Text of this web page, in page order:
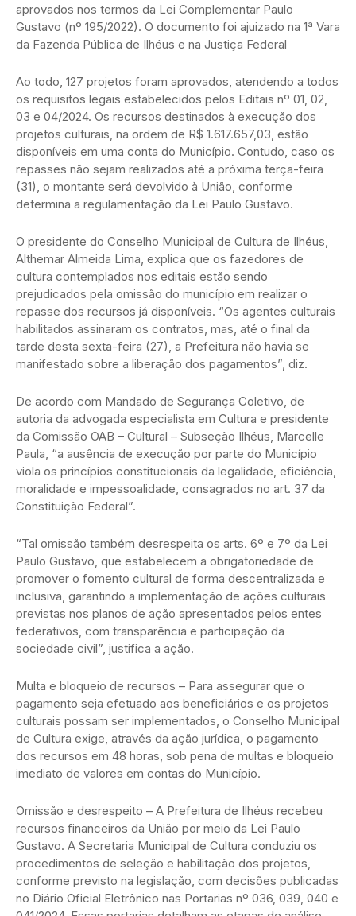
aprovados nos termos da Lei Complementar Paulo
Gustavo (nº 195/2022). O documento foi ajuizado na 1ª Vara
da Fazenda Pública de Ilhéus e na Justiça Federal
Ao todo, 127 projetos foram aprovados, atendendo a todos
os requisitos legais estabelecidos pelos Editais nº 01, 02,
03 e 04/2024. Os recursos destinados à execução dos
projetos culturais, na ordem de R$ 1.617.657,03, estão
disponíveis em uma conta do Município. Contudo, caso os
repasses não sejam realizados até a próxima terça-feira
(31), o montante será devolvido à União, conforme
determina a regulamentação da Lei Paulo Gustavo.
O presidente do Conselho Municipal de Cultura de Ilhéus,
Althemar Almeida Lima, explica que os fazedores de
cultura contemplados nos editais estão sendo
prejudicados pela omissão do município em realizar o
repasse dos recursos já disponíveis. “Os agentes culturais
habilitados assinaram os contratos, mas, até o final da
tarde desta sexta-feira (27), a Prefeitura não havia se
manifestado sobre a liberação dos pagamentos”, diz.
De acordo com Mandado de Segurança Coletivo, de
autoria da advogada especialista em Cultura e presidente
da Comissão OAB – Cultural – Subseção Ilhéus, Marcelle
Paula, “a ausência de execução por parte do Município
viola os princípios constitucionais da legalidade, eficiência,
moralidade e impessoalidade, consagrados no art. 37 da
Constituição Federal”.
“Tal omissão também desrespeita os arts. 6º e 7º da Lei
Paulo Gustavo, que estabelecem a obrigatoriedade de
promover o fomento cultural de forma descentralizada e
inclusiva, garantindo a implementação de ações culturais
previstas nos planos de ação apresentados pelos entes
federativos, com transparência e participação da
sociedade civil”, justifica a ação.
Multa e bloqueio de recursos – Para assegurar que o
pagamento seja efetuado aos beneficiários e os projetos
culturais possam ser implementados, o Conselho Municipal
de Cultura exige, através da ação jurídica, o pagamento
dos recursos em 48 horas, sob pena de multas e bloqueio
imediato de valores em contas do Município.
Omissão e desrespeito – A Prefeitura de Ilhéus recebeu
recursos financeiros da União por meio da Lei Paulo
Gustavo. A Secretaria Municipal de Cultura conduziu os
procedimentos de seleção e habilitação dos projetos,
conforme previsto na legislação, com decisões publicadas
no Diário Oficial Eletrônico nas Portarias nº 036, 039, 040 e